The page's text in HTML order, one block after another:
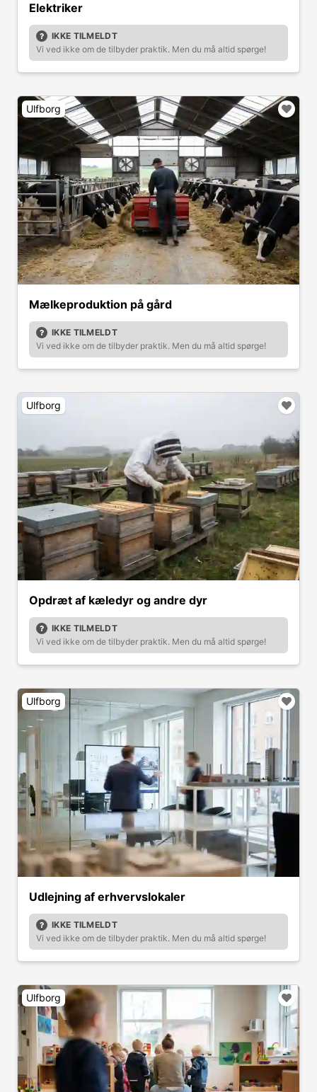
Elektriker
IKKE TILMELDT
Vi ved ikke om de tilbyder praktik. Men du må altid spørge!
Ulfborg
Mælkeproduktion på gård
IKKE TILMELDT
Vi ved ikke om de tilbyder praktik. Men du må altid spørge!
Ulfborg
Opdræt af kæledyr og andre dyr
IKKE TILMELDT
Vi ved ikke om de tilbyder praktik. Men du må altid spørge!
Ulfborg
Udlejning af erhvervslokaler
IKKE TILMELDT
Vi ved ikke om de tilbyder praktik. Men du må altid spørge!
Ulfborg